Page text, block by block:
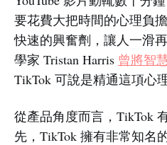
要花費大把時間的心理負
快速的興奮劑，讓人一滑
學家 Tristan Harris 曾將智
TikTok 可說是精通這項心
從產品角度而言，TikTok
先，TikTok 擁有非常知名